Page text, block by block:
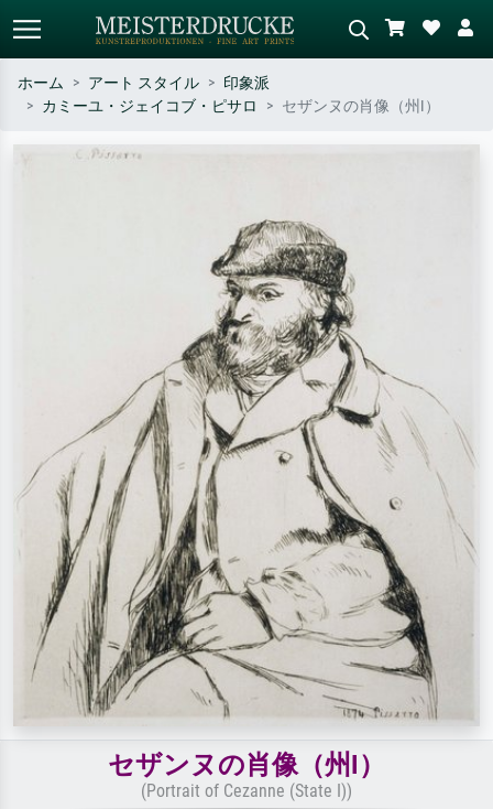
作家名・作品名・スタイルで検索
ホーム アート スタイル
印象派
カミーユ・ジェイコブ・ピサロ
セザンヌの肖像（州I）
セザンヌの肖像（州I）
(Portrait of Cezanne (State I))